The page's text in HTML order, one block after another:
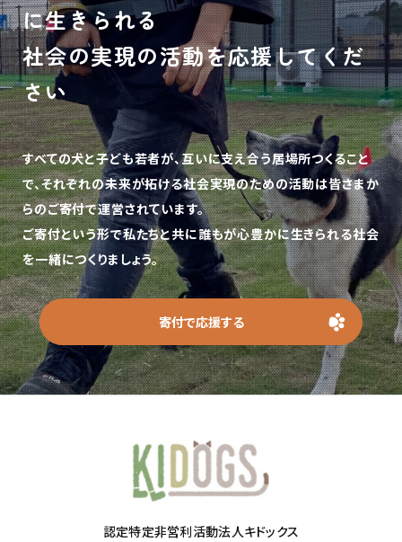
に生きられる
社会の実現の活動を応援してくだ
さい
すべての犬と子ども若者が、互いに支え合う居場所つくること
で、それぞれの未来が拓ける社会実現のための活動は皆さまか
らのご寄付で運営されています。
ご寄付という形で私たちと共に誰もが心豊かに生きられる社会
を一緒につくりましょう。
寄付で応援する
認定特定非営利活動法人キドックス